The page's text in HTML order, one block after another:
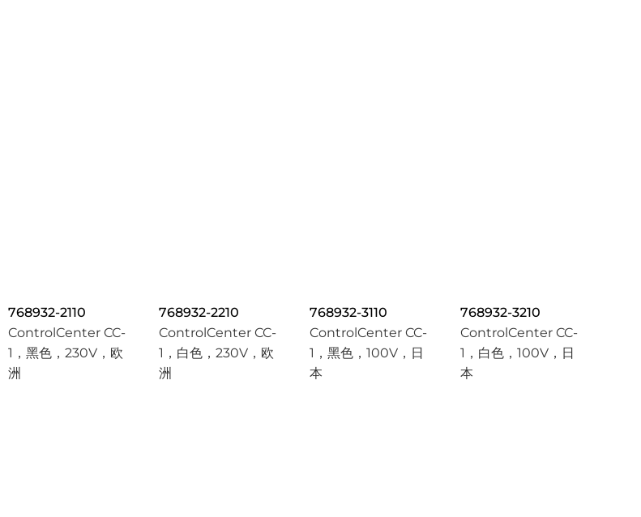
768932-2110
ControlCenter CC-
1，黑色，230V，欧
洲
768932-2210
ControlCenter CC-
1，白色，230V，欧
洲
768932-3110
ControlCenter CC-
1，黑色，100V，日
本
768932-3210
ControlCenter CC-
1，白色，100V，日
本